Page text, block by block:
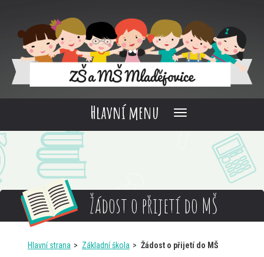
Hlavní menu
Žádost o přijetí do MŠ
Hlavní strana Základní škola Žádost o přijetí do MŠ